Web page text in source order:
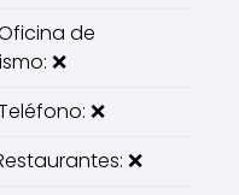
de
❌
❌
❌